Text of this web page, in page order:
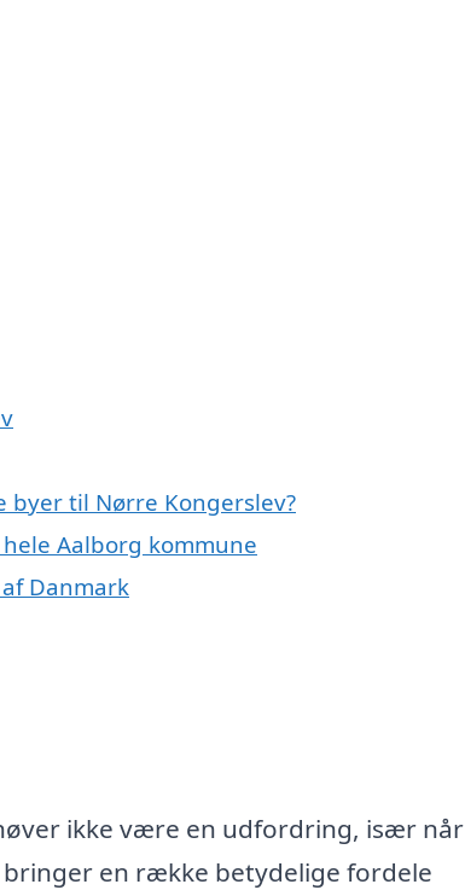
til Nørre Kongerslev?
Aalborg kommune
Danmark
ikke være en udfordring, især når
en række betydelige fordele